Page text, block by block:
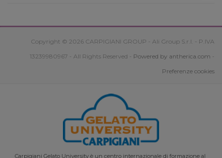
Copyright © 2026 CARPIGIANI GROUP - Ali Group S.r.l. - P.IVA
13239980967 - All Rights Reserved - Powered by antherica.com -
Preferenze cookies
Carpigiani Gelato University è un centro internazionale di formazione al